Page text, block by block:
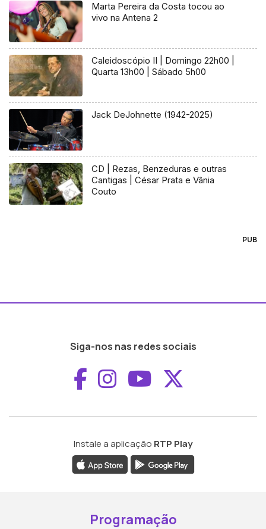
Marta Pereira da Costa tocou ao
vivo na Antena 2
Caleidoscópio II | Domingo 22h00 |
Quarta 13h00 | Sábado 5h00
Jack DeJohnette (1942-2025)
CD | Rezas, Benzeduras e outras
Cantigas | César Prata e Vânia
Couto
PUB
Siga-nos nas redes sociais
Aceder ao
Aceder ao
Aceder ao
Instale a aplicação RTP Play
Programação